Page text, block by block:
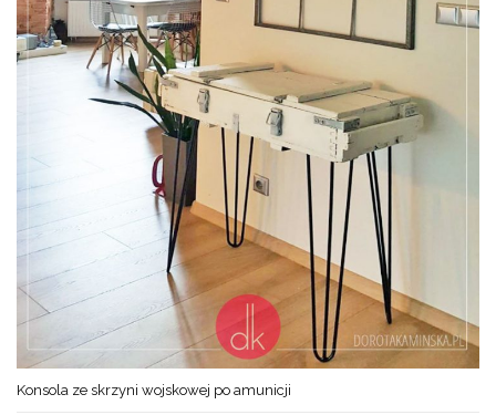
Konsola ze skrzyni wojskowej po amunicji